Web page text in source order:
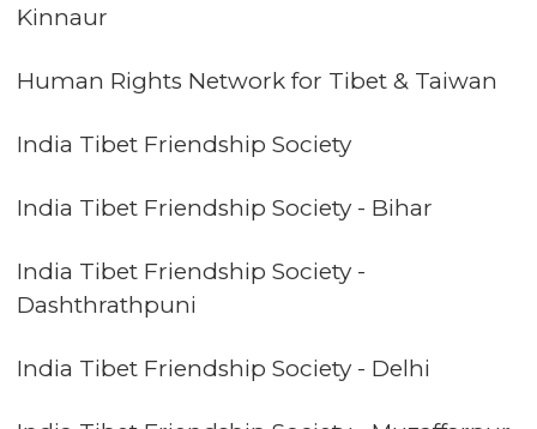
Kinnaur
Human Rights Network for Tibet & Taiwan
India Tibet Friendship Society
India Tibet Friendship Society - Bihar
India Tibet Friendship Society -
Dashthrathpuni
India Tibet Friendship Society - Delhi